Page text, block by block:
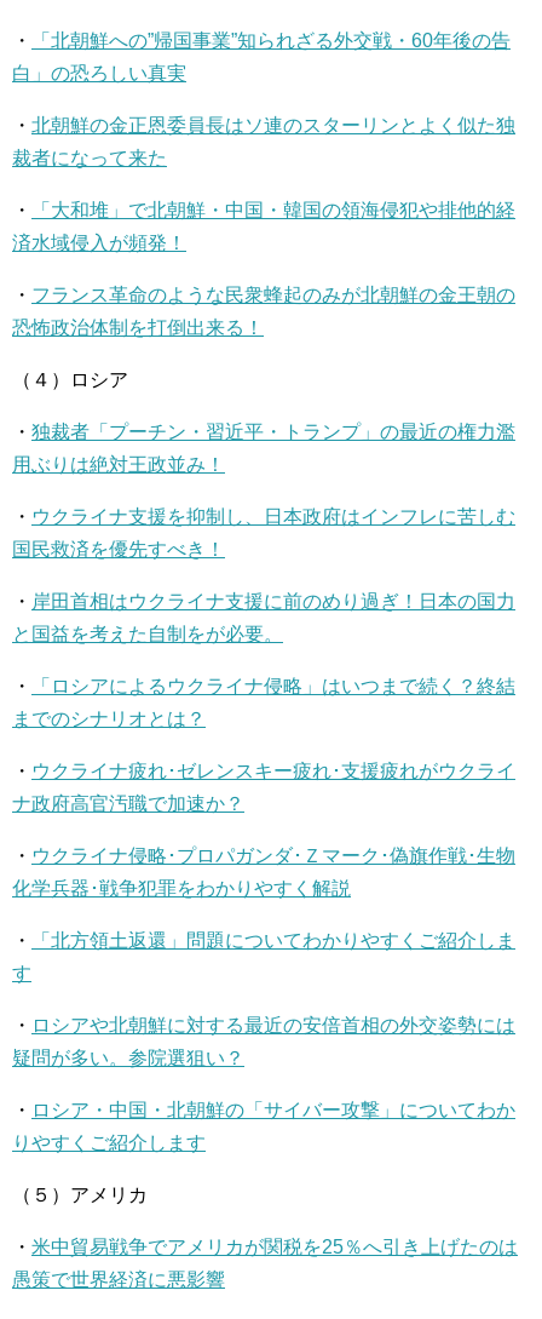
・
「北朝鮮への”帰国事業”知られざる外交戦・60年後の告
白」の恐ろしい真実
・ 北朝鮮の金正恩委員長はソ連のスターリンとよく似た独
裁者になって来た
・
「大和堆」で北朝鮮・中国・韓国の領海侵犯や排他的経
済水域侵入が頻発！
・ フランス革命のような民衆蜂起のみが北朝鮮の金王朝の
恐怖政治体制を打倒出来る！
（４）ロシア
・ 独裁者「プーチン・習近平・トランプ」の最近の権力濫
用ぶりは絶対王政並み！
・ ウクライナ支援を抑制し、日本政府はインフレに苦しむ
国民救済を優先すべき！
・ 岸田首相はウクライナ支援に前のめり過ぎ！日本の国力
と国益を考えた自制をが必要。
・
「ロシアによるウクライナ侵略」はいつまで続く？終結
までのシナリオとは？
・ ウクライナ疲れ･ゼレンスキー疲れ･支援疲れがウクライ
ナ政府高官汚職で加速か？
・ ウクライナ侵略･プロパガンダ･Ｚマーク･偽旗作戦･生物
化学兵器･戦争犯罪をわかりやすく解説
・
「北方領土返還」問題についてわかりやすくご紹介しま
す
・ ロシアや北朝鮮に対する最近の安倍首相の外交姿勢には
疑問が多い。参院選狙い？
・ ロシア・中国・北朝鮮の「サイバー攻撃」についてわか
りやすくご紹介します
（５）アメリカ
・ 米中貿易戦争でアメリカが関税を25％へ引き上げたのは
愚策で世界経済に悪影響